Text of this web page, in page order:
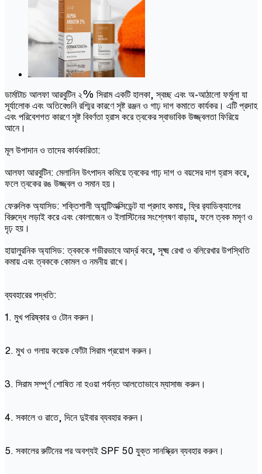
ডার্মাটাচ আলফা আরবুটিন ২% সিরাম একটি হালকা, স্বচ্ছ এবং অ-আঠালো ফর্মুলা যা
সূর্যালোক এবং অতিবেগুনি রশ্মির কারণে সৃষ্ট রঞ্জন ও গাঢ় দাগ কমাতে কার্যকর। এটি প্রদাহ
এবং পরিবেশগত কারণে সৃষ্ট বিবর্ণতা হ্রাস করে ত্বকের স্বাভাবিক উজ্জ্বলতা ফিরিয়ে
আনে।
মূল উপাদান ও তাদের কার্যকারিতা:
আলফা আরবুটিন: মেলানিন উৎপাদন কমিয়ে ত্বকের গাঢ় দাগ ও বয়সের দাগ হ্রাস করে,
ফলে ত্বকের রঙ উজ্জ্বল ও সমান হয়।
ফেরুলিক অ্যাসিড: শক্তিশালী অ্যান্টিঅক্সিডেন্ট যা প্রদাহ কমায়, ফ্রি র‌্যাডিক্যালের
বিরুদ্ধে লড়াই করে এবং কোলাজেন ও ইলাস্টিনের সংশ্লেষণ বাড়ায়, ফলে ত্বক মসৃণ ও
দৃঢ় হয়।
হায়ালুরনিক অ্যাসিড: ত্বককে গভীরভাবে আর্দ্র করে, সূক্ষ্ম রেখা ও বলিরেখার উপস্থিতি
কমায় এবং ত্বককে কোমল ও নমনীয় রাখে।
ব্যবহারের পদ্ধতি:
1. মুখ পরিষ্কার ও টোন করুন।
2. মুখ ও গলায় কয়েক ফোঁটা সিরাম প্রয়োগ করুন।
3. সিরাম সম্পূর্ণ শোষিত না হওয়া পর্যন্ত আলতোভাবে ম্যাসাজ করুন।
4. সকালে ও রাতে, দিনে দুইবার ব্যবহার করুন।
5. সকালের রুটিনের পর অবশ্যই SPF 50 যুক্ত সানস্ক্রিন ব্যবহার করুন।